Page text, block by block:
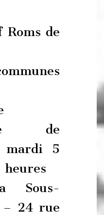
Roms de
de
mardi 5
heures
Sous-
– 24 rue